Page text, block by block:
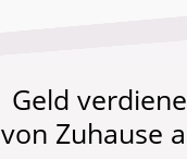
Geld
von Zuhause